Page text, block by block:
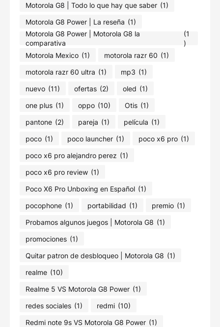
Motorola G8 | Todo lo que hay que saber (1)
Motorola G8 Power | La reseña (1)
Motorola G8 Power | Motorola G8 la
comparativa
(1
)
Motorola Mexico (1) motorola razr 60 (1)
motorola razr 60 ultra (1) mp3 (1)
nuevo (11) ofertas (2) oled (1)
one plus (1) oppo (10) Otis (1)
pantone (2) pareja (1) película (1)
poco (1) poco launcher (1) poco x6 pro (1)
poco x6 pro alejandro perez (1)
poco x6 pro review (1)
Poco X6 Pro Unboxing en Español (1)
pocophone (1) portabilidad (1) premio (1)
Probamos algunos juegos | Motorola G8 (1)
promociones (1)
Quitar patron de desbloqueo | Motorola G8 (1)
realme (10)
Realme 5 VS Motorola G8 Power (1)
redes sociales (1) redmi (10)
Redmi note 9s VS Motorola G8 Power (1)